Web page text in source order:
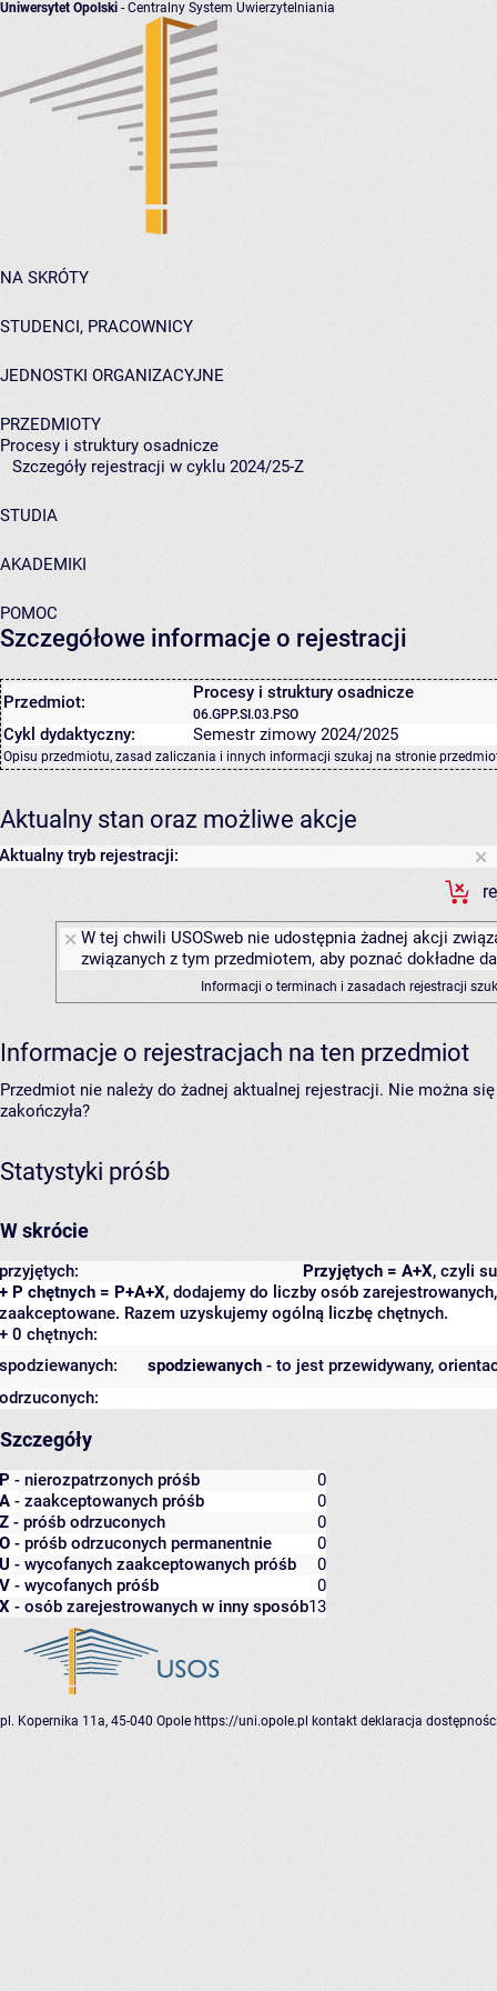
Uniwersytet Opolski - Centralny System Uwierzytelniania
NA SKRÓTY
STUDENCI, PRACOWNICY
JEDNOSTKI ORGANIZACYJNE
PRZEDMIOTY
Procesy i struktury osadnicze
Szczegóły rejestracji w cyklu 2024/25-Z
STUDIA
AKADEMIKI
POMOC
Szczegółowe informacje o rejestracji
Przedmiot: Procesy i struktury osadnicze
06.GPP.SI.03.PSO
Cykl dydaktyczny: Semestr zimowy 2024/2025
Opisu przedmiotu, zasad zaliczania i innych informacji szukaj na stronie
Aktualny stan oraz możliwe akcje
Aktualny tryb rejestracji:
W tej chwili USOSweb nie udostępnia żadnej akcji
związanych z tym przedmiotem, aby poznać dokładne
Informacji o terminach i zasadach rejestracji
Informacje o rejestracjach na ten przedmiot
Przedmiot nie należy do żadnej aktualnej rejestracji. Nie można
zakończyła?
Statystyki próśb
W skrócie
Przyjętych = A+X, czyli
przyjętych:
+ P chętnych = P+A+X, dodajemy do liczby osób
zaakceptowane. Razem uzyskujemy ogólną liczbę chętnych.
+ 0 chętnych:
spodziewanych - to jest przewidywany,
spodziewanych:
odrzuconych:
Szczegóły
P - nierozpatrzonych próśb
0
A - zaakceptowanych próśb
0
Z - próśb odrzuconych
0
O - próśb odrzuconych permanentnie
0
U - wycofanych zaakceptowanych próśb
0
V - wycofanych próśb
0
X - osób zarejestrowanych w inny sposób13
pl. Kopernika 11a, 45-040 Opole https://uni.opole.pl kontakt deklaracja